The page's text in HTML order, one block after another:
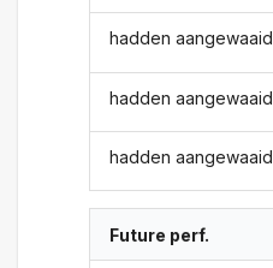
hadden aangewaaid
hadden aangewaaid
hadden aangewaaid
Future perf.